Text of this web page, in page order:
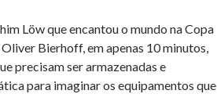
Löw que encantou o mundo na Copa
Bierhoff, em apenas 10 minutos,
precisam ser armazenadas e
para imaginar os equipamentos que